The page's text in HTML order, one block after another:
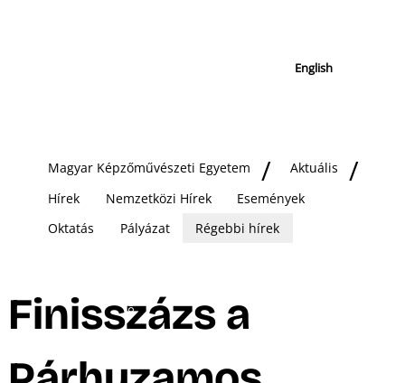
English
Magyar Képzőművészeti Egyetem
Aktuális
Hírek
Nemzetközi Hírek
Események
Oktatás
Pályázat Régebbi hírek
Finisszázs a